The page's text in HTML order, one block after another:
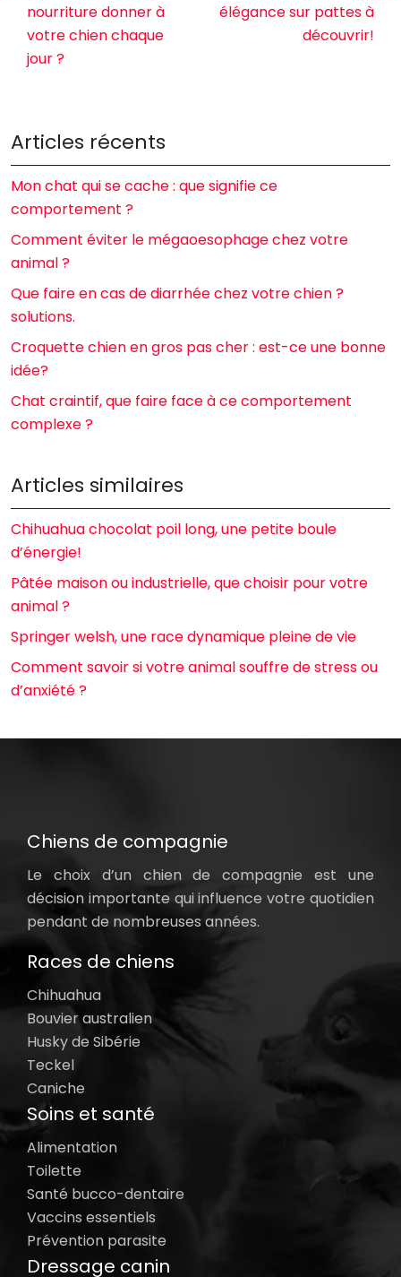
nourriture donner à
votre chien chaque
jour ?
élégance sur pattes à
découvrir!
Articles récents
Mon chat qui se cache : que signifie ce
comportement ?
Comment éviter le mégaoesophage chez votre
animal ?
Que faire en cas de diarrhée chez votre chien ?
solutions.
Croquette chien en gros pas cher : est-ce une bonne
idée?
Chat craintif, que faire face à ce comportement
complexe ?
Articles similaires
Chihuahua chocolat poil long, une petite boule
d’énergie!
Pâtée maison ou industrielle, que choisir pour votre
animal ?
Springer welsh, une race dynamique pleine de vie
Comment savoir si votre animal souffre de stress ou
d’anxiété ?
Chiens de compagnie
Le choix d’un chien de compagnie est une
décision importante qui influence votre quotidien
pendant de nombreuses années.
Races de chiens
Chihuahua
Bouvier australien
Husky de Sibérie
Teckel
Caniche
Soins et santé
Alimentation
Toilette
Santé bucco-dentaire
Vaccins essentiels
Prévention parasite
Dressage canin